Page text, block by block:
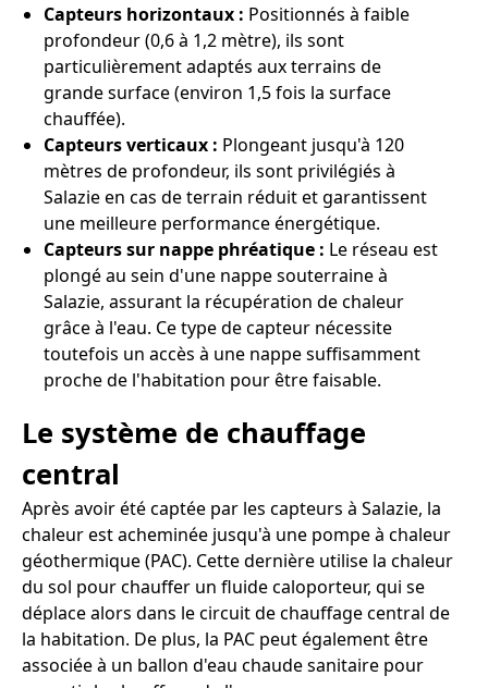
Capteurs horizontaux : Positionnés à faible
profondeur (0,6 à 1,2 mètre), ils sont
particulièrement adaptés aux terrains de
grande surface (environ 1,5 fois la surface
chauffée).
Capteurs verticaux : Plongeant jusqu'à 120
mètres de profondeur, ils sont privilégiés à
Salazie en cas de terrain réduit et garantissent
une meilleure performance énergétique.
Capteurs sur nappe phréatique : Le réseau est
plongé au sein d'une nappe souterraine à
Salazie, assurant la récupération de chaleur
grâce à l'eau. Ce type de capteur nécessite
toutefois un accès à une nappe suffisamment
proche de l'habitation pour être faisable.
Le système de chauffage
central
Après avoir été captée par les capteurs à Salazie, la
chaleur est acheminée jusqu'à une pompe à chaleur
géothermique (PAC). Cette dernière utilise la chaleur
du sol pour chauffer un fluide caloporteur, qui se
déplace alors dans le circuit de chauffage central de
la habitation. De plus, la PAC peut également être
associée à un ballon d'eau chaude sanitaire pour